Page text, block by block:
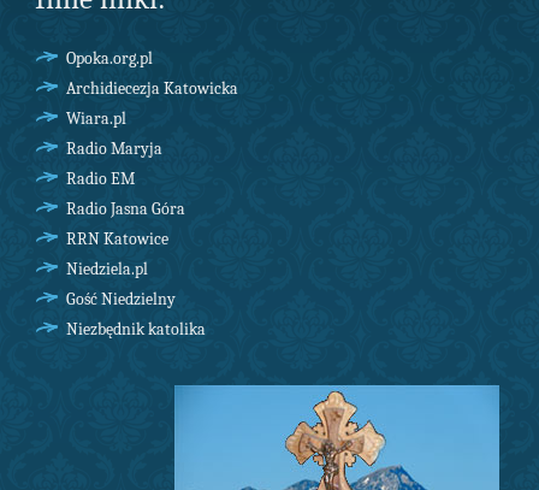
Opoka.org.pl
Archidiecezja Katowicka
Wiara.pl
Radio Maryja
Radio EM
Radio Jasna Góra
RRN Katowice
Niedziela.pl
Gość Niedzielny
Niezbędnik katolika